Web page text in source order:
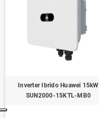
Inverter Ibrido Huawei 15kW
SUN2000-15KTL-MB0